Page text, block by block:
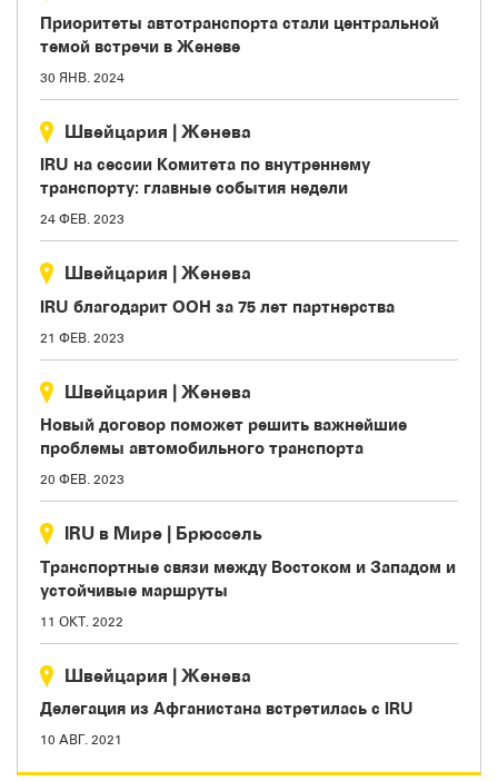
Приоритеты автотранспорта стали центральной
темой встречи в Женеве
30 ЯНВ. 2024
Швейцария | Женева
IRU на сессии Комитета по внутреннему
транспорту: главные события недели
24 ФЕВ. 2023
Швейцария | Женева
IRU благодарит ООН за 75 лет партнерства
21 ФЕВ. 2023
Швейцария | Женева
Новый договор поможет решить важнейшие
проблемы автомобильного транспорта
20 ФЕВ. 2023
IRU в Мире | Брюссель
Транспортные связи между Востоком и Западом и
устойчивые маршруты
11 ОКТ. 2022
Швейцария | Женева
Делегация из Афганистана встретилась с IRU
10 АВГ. 2021